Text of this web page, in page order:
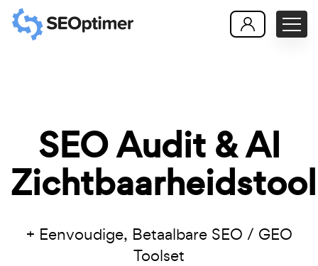
SEO Audit & AI
Zichtbaarheidstool
+ Eenvoudige, Betaalbare SEO / GEO
Toolset